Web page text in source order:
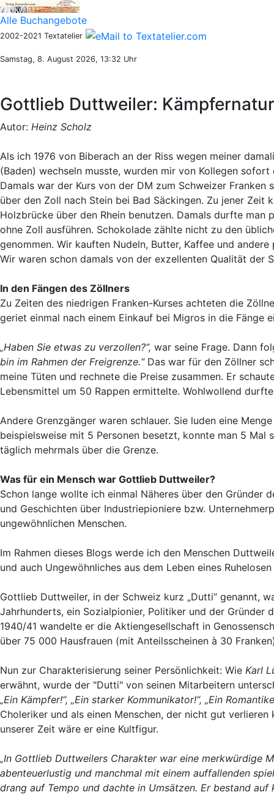
Alle Buchangebote
2002-2021 Textatelier
Samstag, 8. August 2026, 13:32 Uhr
Gottlieb Duttweiler:
Autor: Heinz Scholz
Als ich 1976 von Biberach an der Riss wegen meiner
(Baden) wechseln musste, wurden mir von Kollegen
Damals war der Kurs von der DM zum Schweizer
über den Zoll nach Stein bei Bad Säckingen. Zu jener
Holzbrücke über den Rhein benutzen. Damals durfte man
ohne Zoll ausführen. Schokolade zählte nicht zu den
genommen. Wir kauften Nudeln, Butter, Kaffee und
Wir waren schon damals von der exzellenten Qualität der
In den Fängen des Zöllners
Zu Zeiten des niedrigen Franken-Kurses achteten die
geriet einmal nach einem Einkauf bei Migros in die Fänge
„Haben Sie etwas zu verzollen?“, war seine Frage. Dann
bin im Rahmen der Freigrenze.“Das war für den Zöllner
meine Tüten und rechnete die Preise zusammen. Er
Lebensmittel um 50 Rappen ermittelte. Wohlwollend
Andere Grenzgänger waren schlauer. Sie luden eine
beispielsweise mit 5 Personen besetzt, konnte man 5 Mal
täglich mehrmals über die Grenze.
Was für ein Mensch war Gottlieb Duttweiler?
Schon lange wollte ich einmal Näheres über den Gründer
und Geschichten über Industriepioniere bzw.
ungewöhnlichen Menschen.
Im Rahmen dieses Blogs werde ich den Menschen
und auch Ungewöhnliches aus dem Leben eines
Gottlieb Duttweiler, in der Schweiz kurz „Dutti“ genannt,
Jahrhunderts, ein Sozialpionier, Politiker und der Gründer
1940/41 wandelte er die Aktiengesellschaft in
über 75 000 Hausfrauen (mit Anteilsscheinen à 30
Nun zur Charakterisierung seiner Persönlichkeit: Wie Karl
erwähnt, wurde der "Dutti" von seinen Mitarbeitern
„Ein Kämpfer!“, „Ein starker Kommunikator!“, „Ein
Choleriker und als einen Menschen, der nicht gut
unserer Zeit wäre er eine Kultfigur.
„In Gottlieb Duttweilers Charakter war eine merkwürdige
abenteuerlustig und manchmal mit einem auffallenden
drang auf Tempo und dachte in Umsätzen. Er bestand